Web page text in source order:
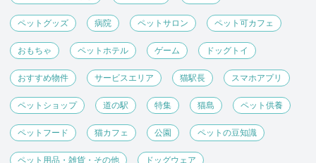
ペットグッズ 病院 ペットサロン ペット可カフェ
おもちゃ ペットホテル ゲーム ドッグトイ
おすすめ物件 サービスエリア 猫駅長 スマホアプリ
ペットショップ 道の駅 特集 猫島 ペット供養
ペットフード 猫カフェ 公園 ペットの豆知識
ペット用品・雑貨・その他 ドッグウェア